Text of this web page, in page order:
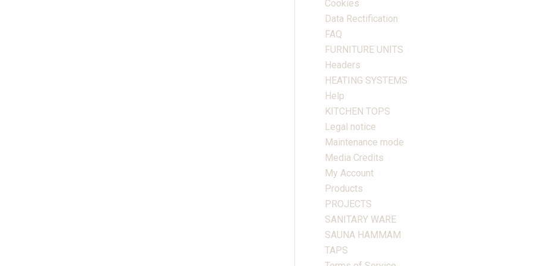
Cookies
Data Rectification
FAQ
FURNITURE UNITS
Headers
HEATING SYSTEMS
Help
KITCHEN TOPS
Legal notice
Maintenance mode
Media Credits
My Account
Products
PROJECTS
SANITARY WARE
SAUNA HAMMAM
TAPS